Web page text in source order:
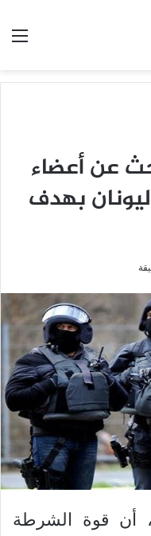
عن أعضاء
بهدف
أن قوة الشرطة